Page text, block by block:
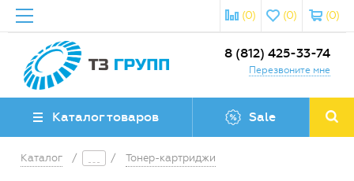
(0)
(0)
(0)
8 (812) 425-33-74
Перезвоните мне
Каталог товаров Sale
Каталог / / Тонер-картриджи